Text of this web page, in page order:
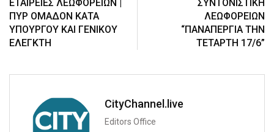
ΕΤΑΙΡΕΙΕΣ ΛΕΩΦΟΡΕΙΩΝ |
ΠΥΡ ΟΜΑΔΟΝ ΚΑΤΑ
ΥΠΟΥΡΓΟΥ ΚΑΙ ΓΕΝΙΚΟΥ
ΕΛΕΓΚΤΗ
ΣΥΝΤΟΝΙΣΤΙΚΗ
ΛΕΩΦΟΡΕΙΩΝ
“ΠΑΝΑΠΕΡΓΙΑ ΤΗΝ
ΤΕΤΑΡΤΗ 17/6”
CityChannel.live
Editors Office